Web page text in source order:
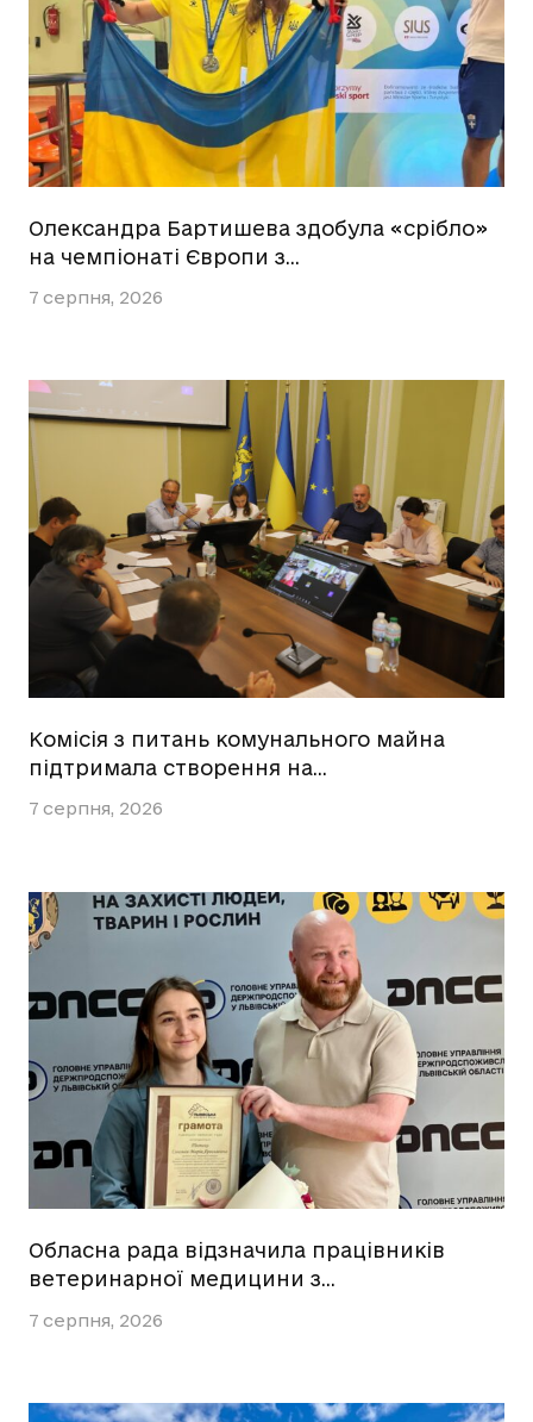
Олександра Бартишева здобула «срібло»
на чемпіонаті Європи з…
7 серпня, 2026
Комісія з питань комунального майна
підтримала створення на…
7 серпня, 2026
Обласна рада відзначила працівників
ветеринарної медицини з…
7 серпня, 2026